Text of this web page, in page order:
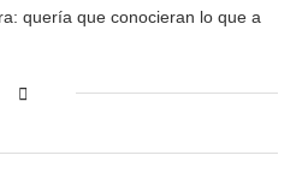
quería que conocieran lo que a